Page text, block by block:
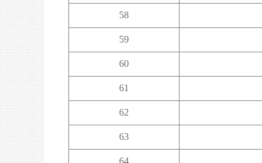
58
59
60
61
62
63
64